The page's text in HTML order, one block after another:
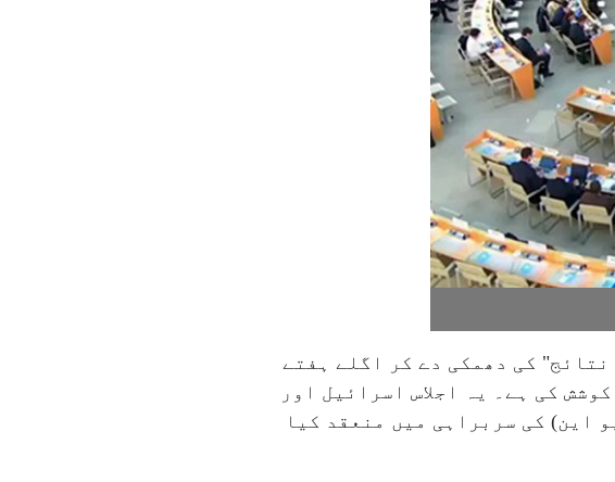
کی دھمکی دے کر اگلے ہفتے
کی ہے۔ یہ اجلاس اسرائیل اور
این) کی سربراہی میں منعقد کیا